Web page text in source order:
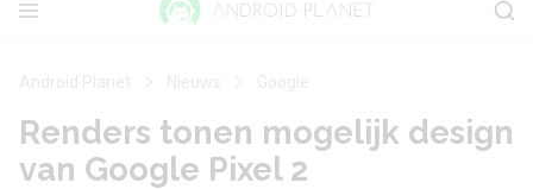
Renders tonen mogelijk design
van Google Pixel 2